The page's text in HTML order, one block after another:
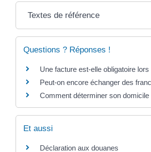
Textes de référence
Questions ? Réponses !
Une facture est-elle obligatoire
Peut-on encore échanger des
Comment déterminer son domicile
Et aussi
Déclaration aux douanes